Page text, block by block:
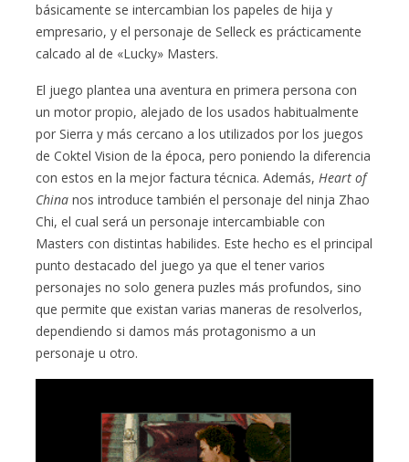
básicamente se intercambian los papeles de hija y
empresario, y el personaje de Selleck es prácticamente
calcado al de «Lucky» Masters.
El juego plantea una aventura en primera persona con
un motor propio, alejado de los usados habitualmente
por Sierra y más cercano a los utilizados por los juegos
de Coktel Vision de la época, pero poniendo la diferencia
con estos en la mejor factura técnica. Además,Heart of
China nos introduce también el personaje del ninja Zhao
Chi, el cual será un personaje intercambiable con
Masters con distintas habilides. Este hecho es el principal
punto destacado del juego ya que el tener varios
personajes no solo genera puzles más profundos, sino
que permite que existan varias maneras de resolverlos,
dependiendo si damos más protagonismo a un
personaje u otro.